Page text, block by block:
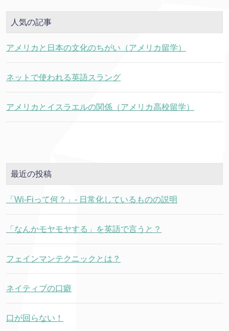
人気の記事
アメリカと日本の文化のちがい（アメリカ留学）
ネットで使われる英語スラング
アメリカとイスラエルの関係（アメリカ高校留学）
最近の投稿
「Wi-Fiって何？」- 日常化しているものの説明
「なんかモヤモヤする」を英語で言うと？
フェインマンテクニックとは？
ネイティブの口癖
口が回らない！